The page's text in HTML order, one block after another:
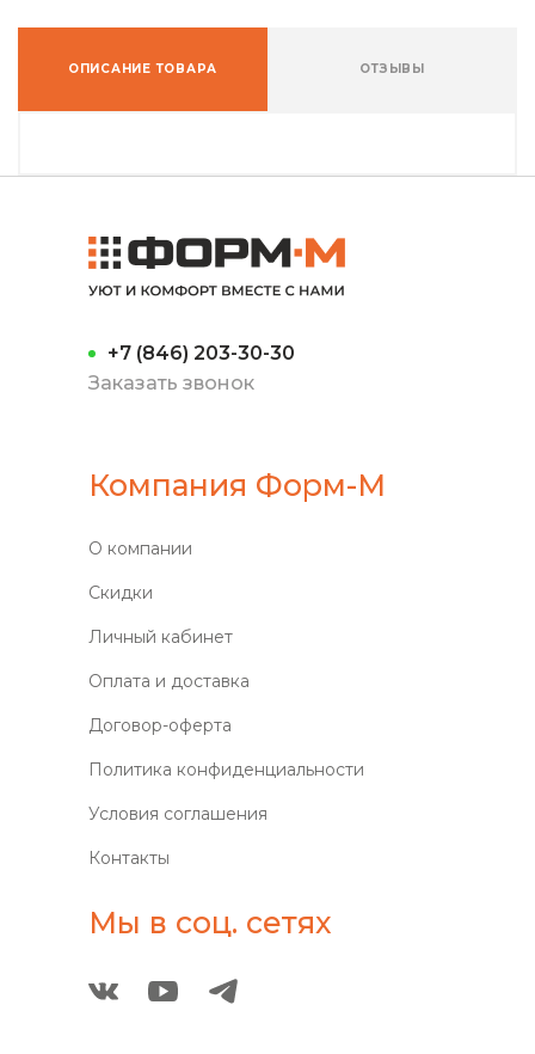
ОПИСАНИЕ ТОВАРА ОТЗЫВЫ
+7 (846) 203-30-30
Заказать звонок
Компания Форм-М
О компании
Скидки
Личный кабинет
Оплата и доставка
Договор-оферта
Политика конфиденциальности
Условия соглашения
Контакты
Мы в соц. сетях